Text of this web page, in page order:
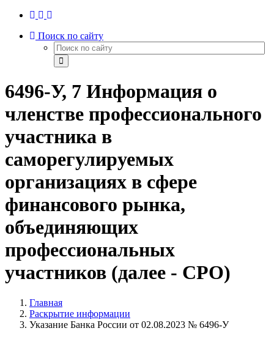
Поиск по сайту
6496-У, 7 Информация о
членстве профессионального
участника в
саморегулируемых
организациях в сфере
финансового рынка,
объединяющих
профессиональных
участников (далее - СРО)
Главная
Раскрытие информации
Указание Банка России от 02.08.2023 № 6496-У